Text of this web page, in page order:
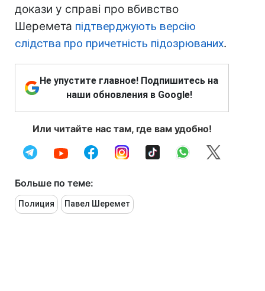
докази у справі про вбивство
Шеремета підтверджують версію
слідства про причетність підозрюваних.
Не упустите главное! Подпишитесь на
наши обновления в Google!
Или читайте нас там, где вам удобно!
Больше по теме:
Полиция Павел Шеремет